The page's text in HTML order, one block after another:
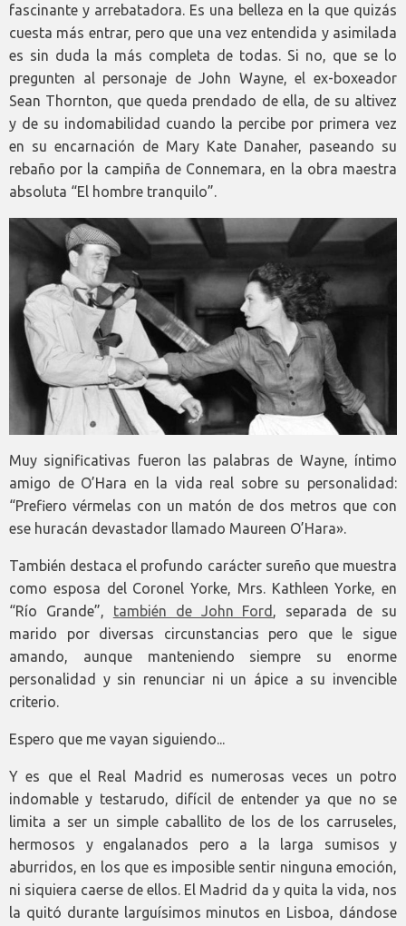
fascinante y arrebatadora. Es una belleza en la que quizás
cuesta más entrar, pero que una vez entendida y asimilada
es sin duda la más completa de todas. Si no, que se lo
pregunten al personaje de John Wayne, el ex-boxeador
Sean Thornton, que queda prendado de ella, de su altivez
y de su indomabilidad cuando la percibe por primera vez
en su encarnación de Mary Kate Danaher, paseando su
rebaño por la campiña de Connemara, en la obra maestra
absoluta “El hombre tranquilo”.
Muy significativas fueron las palabras de Wayne, íntimo
amigo de O’Hara en la vida real sobre su personalidad:
“Prefiero vérmelas con un matón de dos metros que con
ese huracán devastador llamado Maureen O’Hara».
También destaca el profundo carácter sureño que muestra
como esposa del Coronel Yorke, Mrs. Kathleen Yorke, en
“Río Grande”, también de John Ford , separada de su
marido por diversas circunstancias pero que le sigue
amando, aunque manteniendo siempre su enorme
personalidad y sin renunciar ni un ápice a su invencible
criterio.
Espero que me vayan siguiendo...
Y es que el Real Madrid es numerosas veces un potro
indomable y testarudo, difícil de entender ya que no se
limita a ser un simple caballito de los de los carruseles,
hermosos y engalanados pero a la larga sumisos y
aburridos, en los que es imposible sentir ninguna emoción,
ni siquiera caerse de ellos. El Madrid da y quita la vida, nos
la quitó durante larguísimos minutos en Lisboa, dándose